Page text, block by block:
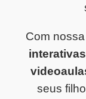
Com
interativas
seus